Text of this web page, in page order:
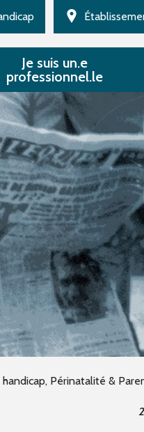
et
Je suis un.e
professionnel.le
Périnatalité &